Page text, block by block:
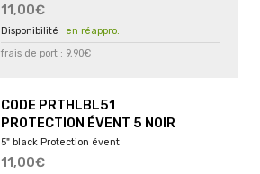
11,00€
en réappro.
frais de port : 9,90€
CODE PRTHLBL51
PROTECTION ÉVENT 5 NOIR
5" black Protection évent
11,00€